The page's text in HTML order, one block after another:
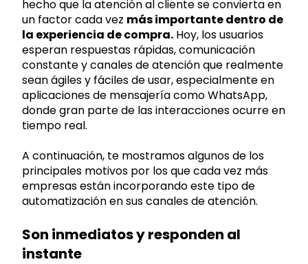
hecho que la atención al cliente se convierta en
un factor cada vez más importante dentro de
la experiencia de compra. Hoy, los usuarios
esperan respuestas rápidas, comunicación
constante y canales de atención que realmente
sean ágiles y fáciles de usar, especialmente en
aplicaciones de mensajería como WhatsApp,
donde gran parte de las interacciones ocurre en
tiempo real.
A continuación, te mostramos algunos de los
principales motivos por los que cada vez más
empresas están incorporando este tipo de
automatización en sus canales de atención.
Son inmediatos y responden al
instante